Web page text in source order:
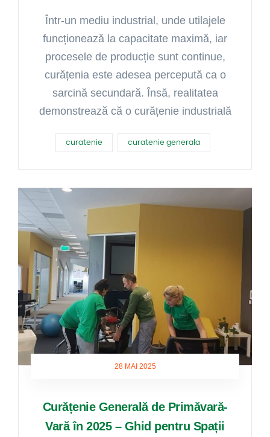
Într-un mediu industrial, unde utilajele
funcționează la capacitate maximă, iar
procesele de producție sunt continue,
curățenia este adesea percepută ca o
sarcină secundară. Însă, realitatea
demonstrează că o curățenie industrială
curatenie curatenie generala
28 MAI 2025
Curățenie Generală de Primăvară-
Vară în 2025 – Ghid pentru Spații